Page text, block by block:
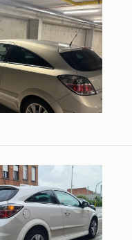
Mijn
Favorieten
Favorieten